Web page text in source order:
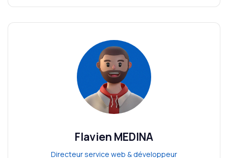
Flavien MEDINA
Directeur service web & développeur